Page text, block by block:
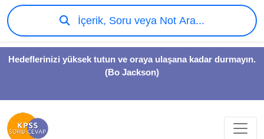
Hedeflerinizi yüksek tutun ve oraya ulaşana kadar durmayın.
(Bo Jackson)
İçerik, Soru veya Not Ara...